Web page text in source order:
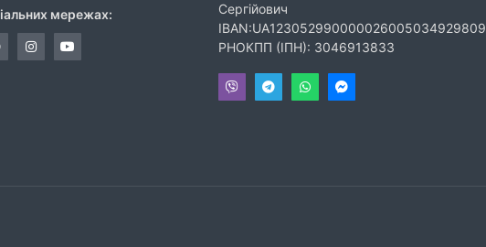
мережах:
Сергійович
IBAN:UA123052990000026005034929809
РНОКПП (ІПН): 3046913833